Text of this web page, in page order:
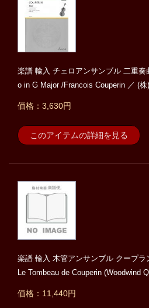
楽譜 輸入 チェロアンサンブル 二重
o in G Major /Francois Couperin ／ (
価格：3,630円
このアイテムの詳細を見る
楽譜 輸入 木管アンサンブル クープ
Le Tombeau de Couperin (Woodwind
価格：11,440円